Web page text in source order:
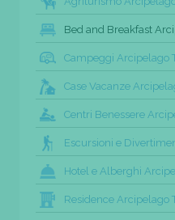
Bed and Breakfast
Campeggi Arcipelago
Case Vacanze
Centri Benessere
Escursioni e
Hotel e Alberghi
Residence Arcipelago